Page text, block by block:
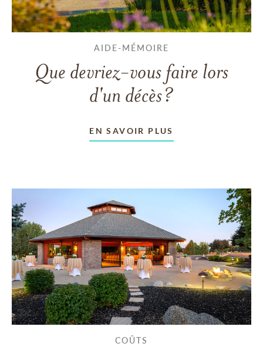
AIDE-MÉMOIRE
Que devriez-vous faire lors
d'un décès?
EN SAVOIR PLUS
COÛTS